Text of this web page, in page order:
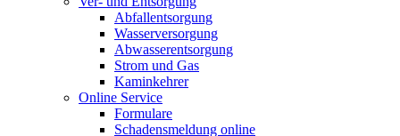
Abfallentsorgung
Wasserversorgung
Abwasserentsorgung
Strom und Gas
Kaminkehrer
Online Service
Formulare
Schadensmeldung online